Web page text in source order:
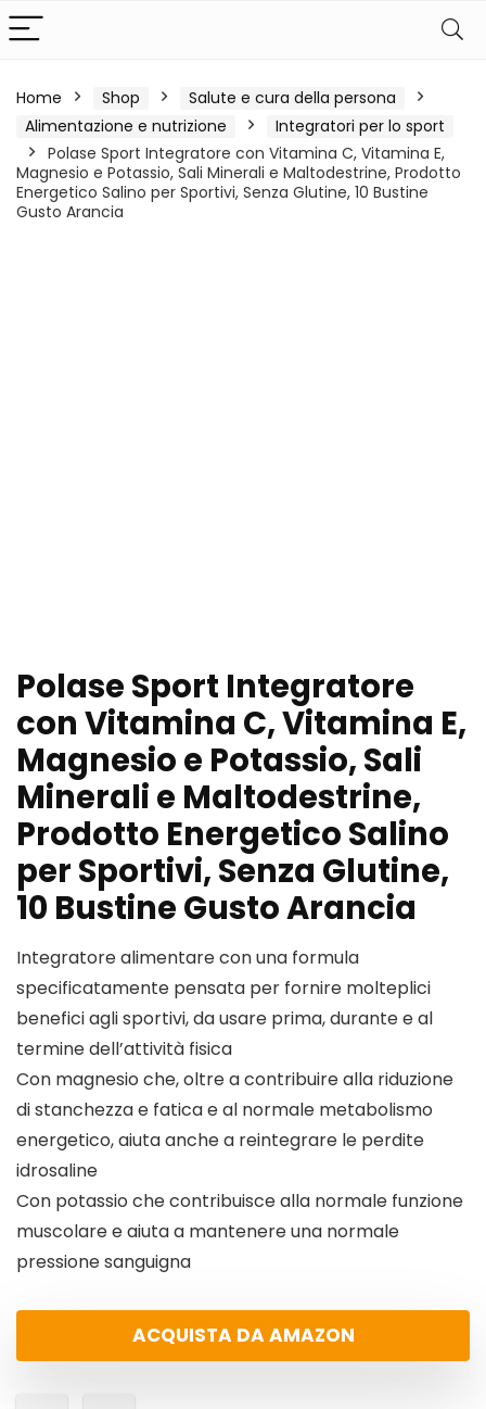
Home Shop
Salute e cura della persona
Alimentazione e nutrizione
Integratori per lo sport
Polase Sport Integratore con Vitamina C, Vitamina E,
Magnesio e Potassio, Sali Minerali e Maltodestrine, Prodotto
Energetico Salino per Sportivi, Senza Glutine, 10 Bustine
Gusto Arancia
Polase Sport Integratore
con Vitamina C, Vitamina E,
Magnesio e Potassio, Sali
Minerali e Maltodestrine,
Prodotto Energetico Salino
per Sportivi, Senza Glutine,
10 Bustine Gusto Arancia
Integratore alimentare con una formula
specificatamente pensata per fornire molteplici
benefici agli sportivi, da usare prima, durante e al
termine dell’attività fisica
Con magnesio che, oltre a contribuire alla riduzione
di stanchezza e fatica e al normale metabolismo
energetico, aiuta anche a reintegrare le perdite
idrosaline
Con potassio che contribuisce alla normale funzione
muscolare e aiuta a mantenere una normale
pressione sanguigna
ACQUISTA DA AMAZON